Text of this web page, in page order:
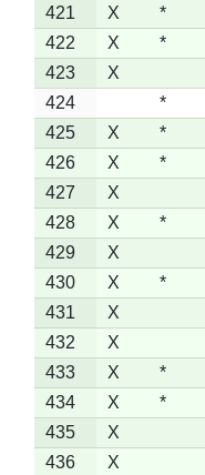
421
X *
422
X *
423
X
424
*
425
X *
426
X *
427
X
428
X *
429
X
430
X *
431
X
432
X
433
X *
434
X *
435
X
436
X